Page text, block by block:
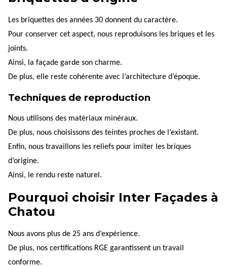
Les briquettes des années 30 donnent du caractère.
Pour conserver cet aspect, nous reproduisons les briques et les
joints.
Ainsi, la façade garde son charme.
De plus, elle reste cohérente avec l’architecture d’époque.
Techniques de reproduction
Nous utilisons des matériaux minéraux.
De plus, nous choisissons des teintes proches de l’existant.
Enfin, nous travaillons les reliefs pour imiter les briques
d’origine.
Ainsi, le rendu reste naturel.
Pourquoi choisir Inter Façades à
Chatou
Nous avons plus de 25 ans d’expérience.
De plus, nos certifications RGE garantissent un travail
conforme.